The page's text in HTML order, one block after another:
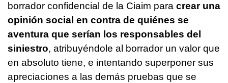
borrador confidencial de la Ciaim para crear una
opinión social en contra de quiénes se
aventura que serían los responsables del
siniestro, atribuyéndole al borrador un valor que
en absoluto tiene, e intentando superponer sus
apreciaciones a las demás pruebas que se